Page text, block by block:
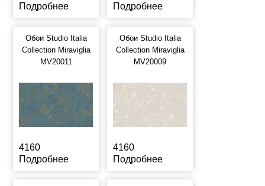
Подробнее
Подробнее
Обои Studio Italia
Collection Miraviglia
MV20011
4160
Подробнее
Обои Studio Italia
Collection Miraviglia
MV20009
4160
Подробнее